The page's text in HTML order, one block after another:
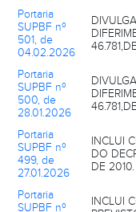
Portaria
SUPBF nº
501, de
04.02.2026
Portaria
SUPBF nº
500, de
28.01.2026
Portaria
SUPBF nº
499, de
27.01.2026
INCLUI
DO
DE 2010.
Portaria
SUPBF nº
INCLUI